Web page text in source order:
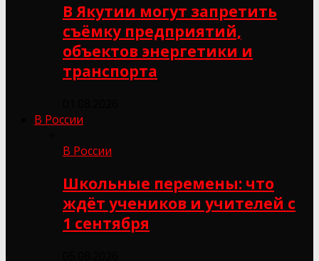
В Якутии могут запретить
съёмку предприятий,
объектов энергетики и
транспорта
В России
В России
Школьные перемены: что
ждёт учеников и учителей с
1 сентября